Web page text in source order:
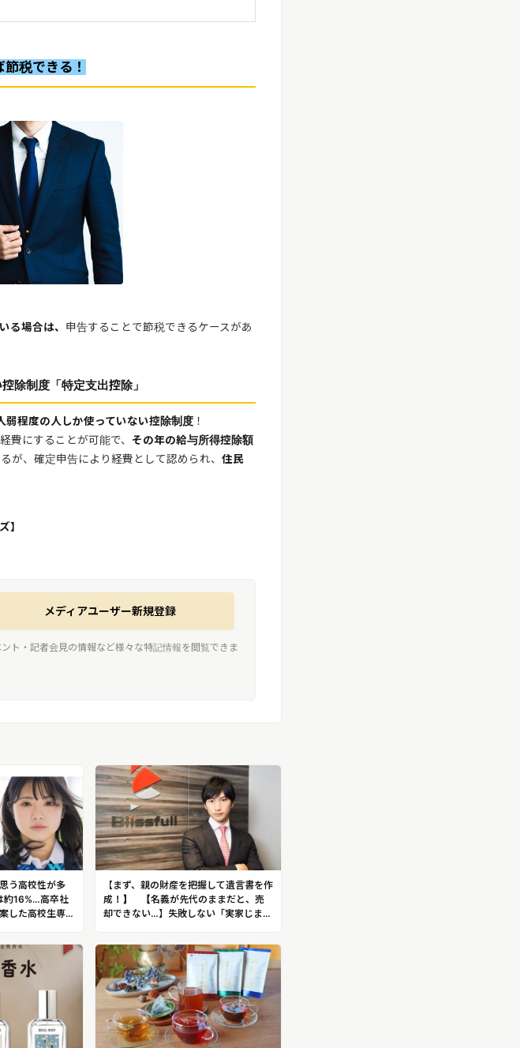
税できる！
る場合は、 申告することで節税できるケースがあ
除制度「特定支出控除」
弱程度の人しか使っていない控除制度 ！
費にすることが可能で、 その年の給与所得控除額
が、確定申告により経費として認められ、 住民
】
メディアユーザー新規登録
ト・記者会見の情報など様々な特記情報を閲覧できま
う高校性が多
約16%…高卒社
した高校生専
【まず、親の財産を把握して遺言書を作
成！】 【名義が先代のままだと、売
却できない…】失敗しない「実家じま
ックを開発した業界のパイオニア 株式
会社ブリスフル代表取締役 大石裕樹
（おおいし・ゆうき）